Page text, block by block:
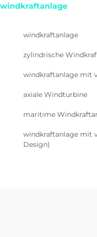
windkraftanlage
windkraftanlage
zylindrische
windkraftanlage mit
axiale Windturbine
maritime
windkraftanlage mit
Design)